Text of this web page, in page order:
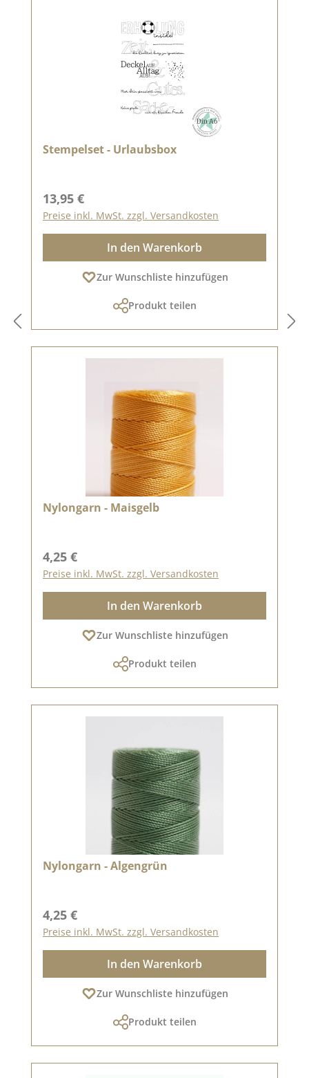
Stempelset - Urlaubsbox
Regulärer Preis:
13,95 €
Preise inkl. MwSt. zzgl. Versandkosten
In den Warenkorb
Zur Wunschliste hinzufügen
Produkt teilen
Nylongarn - Maisgelb
Regulärer Preis:
4,25 €
Preise inkl. MwSt. zzgl. Versandkosten
In den Warenkorb
Zur Wunschliste hinzufügen
Produkt teilen
Nylongarn - Algengrün
Regulärer Preis:
4,25 €
Preise inkl. MwSt. zzgl. Versandkosten
In den Warenkorb
Zur Wunschliste hinzufügen
Produkt teilen